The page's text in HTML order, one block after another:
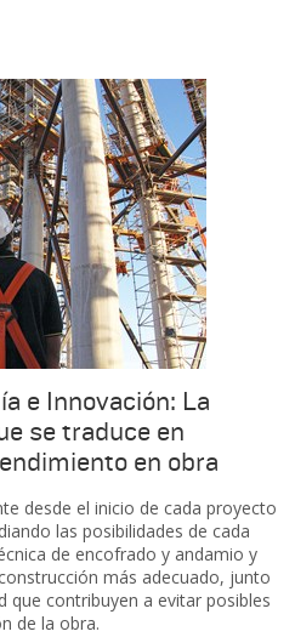
e Innovación: La
se traduce en
en obra
desde el inicio de cada proyecto
las posibilidades de cada
de encofrado y andamio y
más adecuado, junto
que contribuyen a evitar posibles
de la obra.